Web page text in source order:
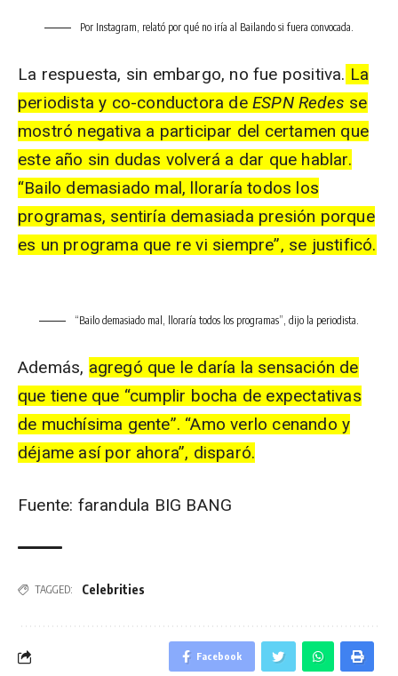
Por Instagram, relató por qué no iría al Bailando si fuera convocada.
La respuesta, sin embargo, no fue positiva. La
periodista y co-conductora deESPN Redes se
mostró negativa a participar del certamen que
este año sin dudas volverá a dar que hablar.
“Bailo demasiado mal, lloraría todos los
programas, sentiría demasiada presión porque
es un programa que re vi siempre”, se justificó.
“Bailo demasiado mal, lloraría todos los programas”, dijo la periodista.
Además, agregó que le daría la sensación de
que tiene que “cumplir bocha de expectativas
de muchísima gente”. “Amo verlo cenando y
déjame así por ahora”, disparó.
Fuente: farandula BIG BANG
TAGGED: Celebrities
Facebook